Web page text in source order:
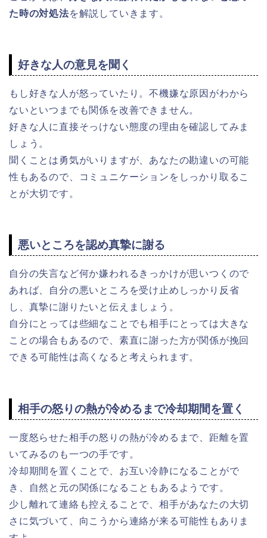
た時の対処法を解説していきます。
好きな人の意見を聞く
もし好きな人が怒っていたり。不機嫌な原因がわから
ないといつまでも関係を改善できません。
好きな人に直接そっけない態度の理由を確認してみま
しょう。
聞くことは勇気がいりますが、あなたの勘違いの可能
性もあるので、コミュニケーションをしっかり取るこ
とが大切です。
悪いところを認め真摯に謝る
自分の失言など何か嫌われるきっかけが思いつくので
あれば、自分の悪いところを受け止めしっかり反省
し、真摯に謝りたいと伝えましょう。
自分にとっては些細なことでも相手にとっては大きな
ことの場合もあるので、素直に謝った方が関係が挽回
できる可能性は高くなると考えられます。
相手の怒りの熱が冷めるまで冷却期間を置く
一度怒らせた相手の怒りの熱が冷めるまで、距離を置
いてみるのも一つの手です。
冷却期間を置くことで、お互い冷静になることがで
き、自然と元の関係になることもあるようです。
少し離れて連絡も控えることで、相手があなたの大切
さに気づいて、向こうから連絡が来る可能性もありま